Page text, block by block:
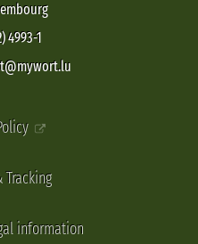
4993-1
Tracking
information